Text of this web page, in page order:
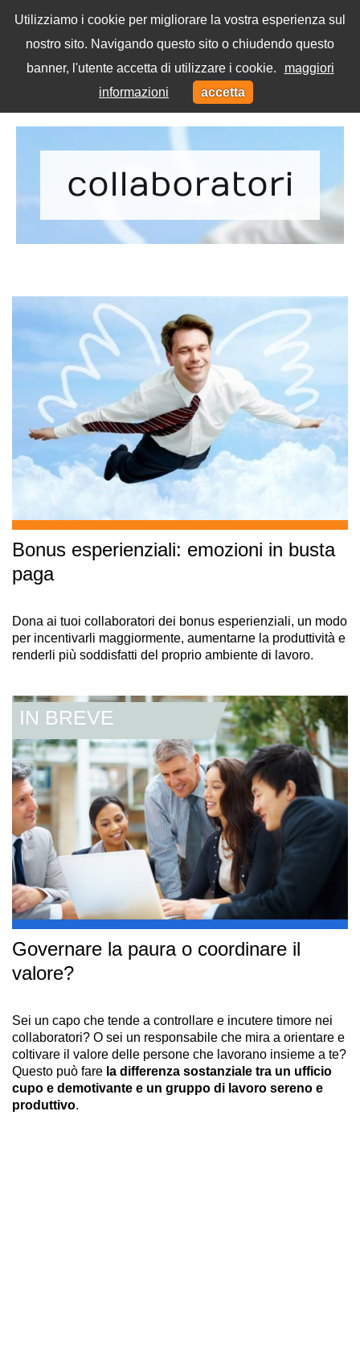
Utilizziamo i cookie per migliorare la vostra esperienza sul
nostro sito. Navigando questo sito o chiudendo questo
banner, l'utente accetta di utilizzare i cookie.
maggiori
informazioni
accetta
Menu
collaboratori
Bonus esperienziali: emozioni in busta
paga
Dona ai tuoi collaboratori dei bonus esperienziali, un modo
per incentivarli maggiormente, aumentarne la produttività e
renderli più soddisfatti del proprio ambiente di lavoro.
Governare la paura o coordinare il
valore?
Sei un capo che tende a controllare e incutere timore nei
collaboratori? O sei un responsabile che mira a orientare e
coltivare il valore delle persone che lavorano insieme a te?
Questo può fare la differenza sostanziale tra un ufficio
cupo e demotivante e un gruppo di lavoro sereno e
produttivo.